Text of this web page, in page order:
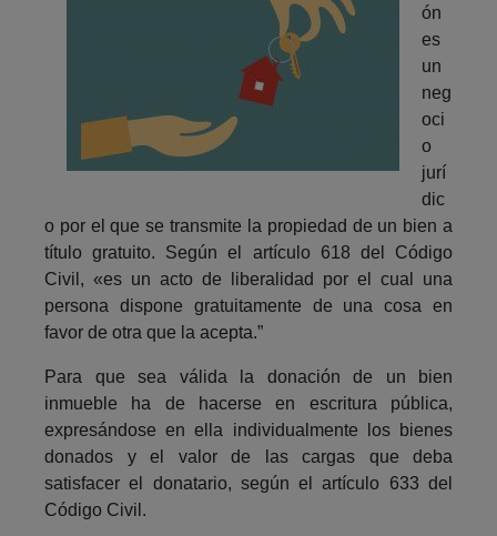
ón
es
un
neg
oci
o
jurí
dic
o por el que se transmite la propiedad de un bien a
título gratuito. Según el artículo 618 del Código
Civil, «es un acto de liberalidad por el cual una
persona dispone gratuitamente de una cosa en
favor de otra que la acepta.”
Para que sea válida la donación de un bien
inmueble ha de hacerse en escritura pública,
expresándose en ella individualmente los bienes
donados y el valor de las cargas que deba
satisfacer el donatario, según el artículo 633 del
Código Civil.